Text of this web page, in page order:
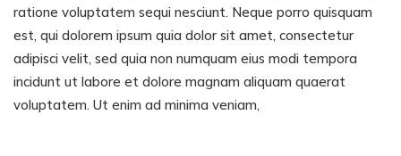
ratione voluptatem sequi nesciunt. Neque porro quisquam
est, qui dolorem ipsum quia dolor sit amet, consectetur
adipisci velit, sed quia non numquam eius modi tempora
incidunt ut labore et dolore magnam aliquam quaerat
voluptatem. Ut enim ad minima veniam,